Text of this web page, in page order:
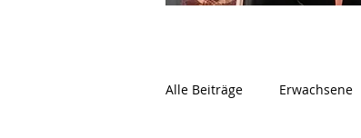
Alle Beiträge Erwachsene